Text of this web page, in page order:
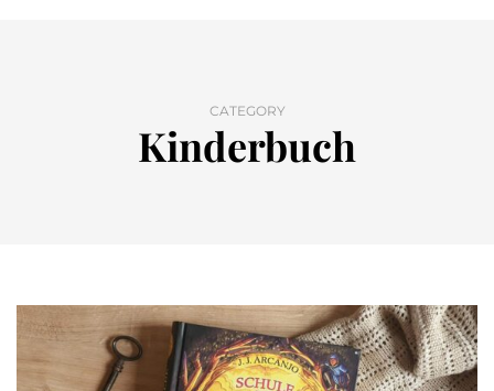
CATEGORY
Kinderbuch